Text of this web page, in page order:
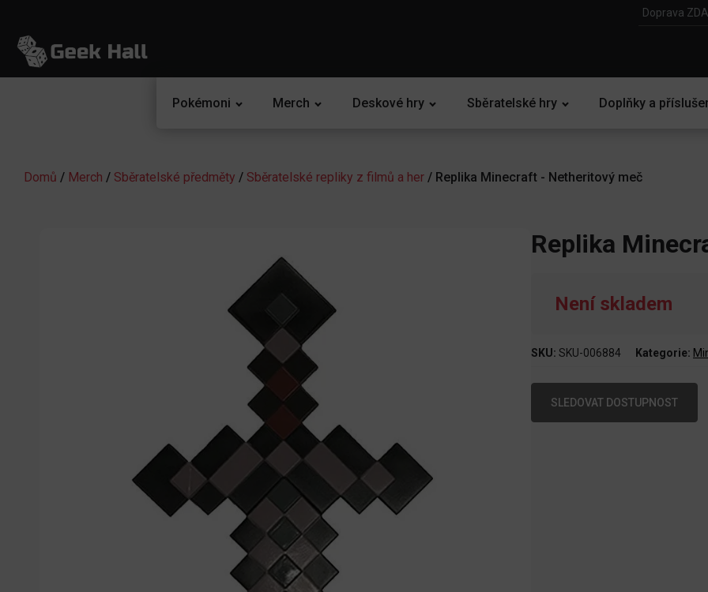
Doprava
Pokémoni Merch Deskové hry Sběratelské hry Doplňky a
Domů / Merch / Sběratelské předměty / Sběratelské repliky z filmů a her / Replika Minecraft - Netheritový meč
Replika
Není skladem
SKU: SKU-006884 Kategorie:
SLEDOVAT DOSTUPNOST